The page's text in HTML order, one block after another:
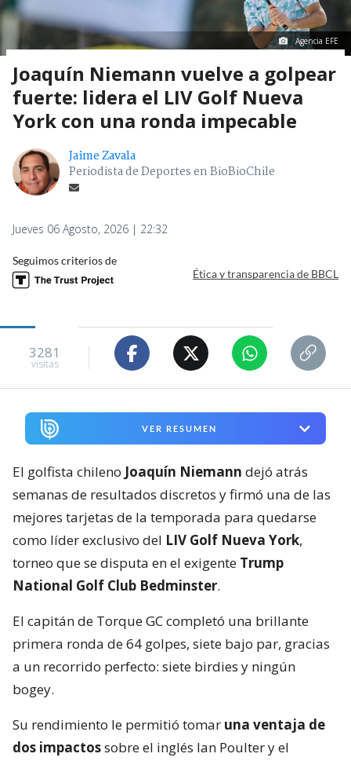
Agencia EFE
Joaquín Niemann vuelve a golpear
fuerte: lidera el LIV Golf Nueva
York con una ronda impecable
Jaime Zavala
Periodista de Deportes en BioBioChile
Jueves 06 Agosto, 2026 | 22:32
Seguimos criterios de
Ética y transparencia de BBCL
3281
visitas
VER RESUMEN
El golfista chileno Joaquín Niemann dejó atrás
semanas de resultados discretos y firmó una de las
mejores tarjetas de la temporada para quedarse
como líder exclusivo del LIV Golf Nueva York,
torneo que se disputa en el exigente Trump
National Golf Club Bedminster.
El capitán de Torque GC completó una brillante
primera ronda de 64 golpes, siete bajo par, gracias
a un recorrido perfecto: siete birdies y ningún
bogey.
Su rendimiento le permitió tomar una ventaja de
dos impactossobre el inglés Ian Poulter y el